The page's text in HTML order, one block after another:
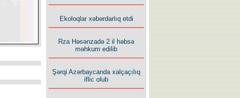
Ekoloqlar xəbərdarlıq etdi
Rza Həsənzadə 2 il həbsə
məhkum edilib
Şərqi Azərbaycanda xalçaçılıq
iflic olub